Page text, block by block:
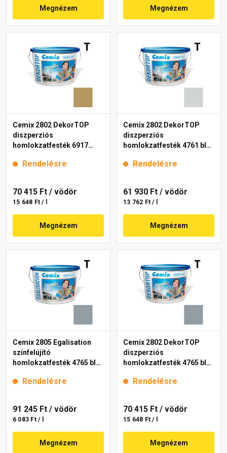
Megnézem Megnézem
Cemix 2802 DekorTOP
diszperziós
homlokzatfesték 6917
Rendelésre
70 415 Ft / vödör
15 648 Ft / l
Megnézem
Cemix 2802 DekorTOP
diszperziós
homlokzatfesték 4761 blue
Rendelésre
61 930 Ft / vödör
13 762 Ft / l
Megnézem
Cemix 2805 Egalisation
színfelújító
homlokzatfesték 4765 blue
Rendelésre
91 245 Ft / vödör
6 083 Ft / l
Megnézem
Cemix 2802 DekorTOP
diszperziós
homlokzatfesték 4765 blue
Rendelésre
70 415 Ft / vödör
15 648 Ft / l
Megnézem